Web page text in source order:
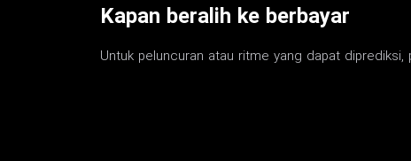
Kapan beralih ke berbayar
Untuk peluncuran atau ritme yang dapat